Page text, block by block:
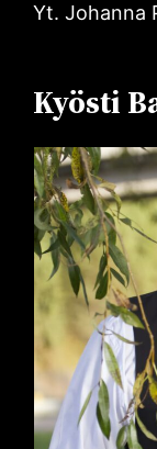
Yt. Johanna
Kyösti